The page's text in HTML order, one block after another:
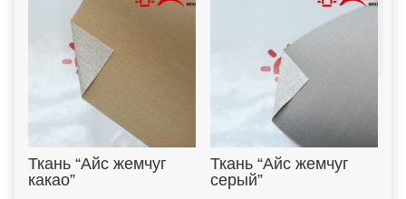
Ткань “Айс жемчуг
какао”
Ткань “Айс жемчуг
серый”